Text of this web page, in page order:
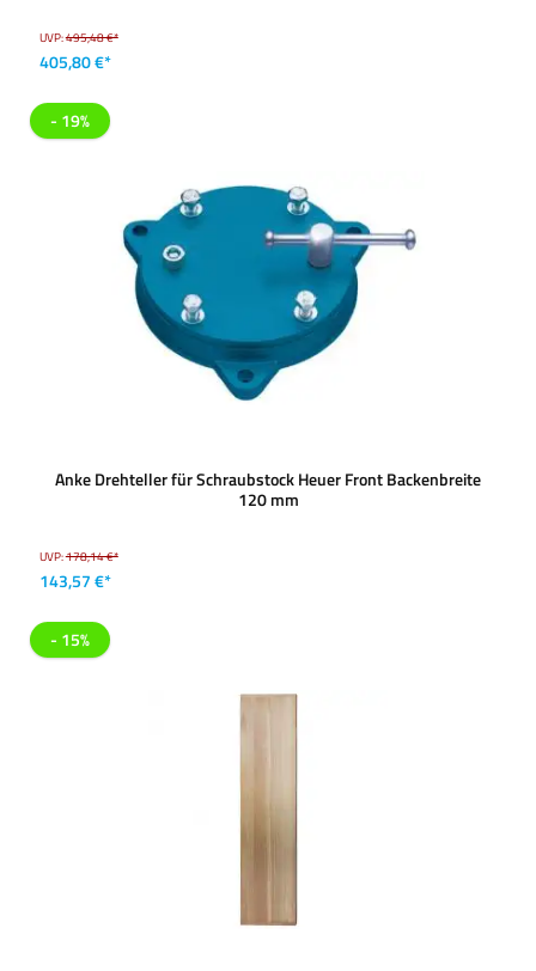
UVP:495,48 €*
405,80 €*
- 19%
Anke Drehteller für Schraubstock Heuer Front Backenbreite
120 mm
UVP:178,14 €*
143,57 €*
- 15%